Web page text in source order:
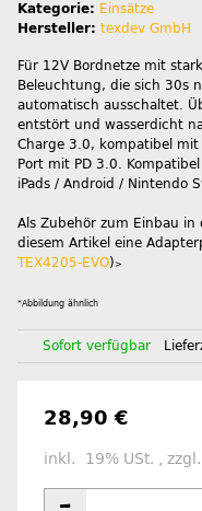
Kategorie: Einsätze
Hersteller: texdev GmbH
Für 12V Bordnetze mit
Beleuchtung, die sich 30s
automatisch ausschaltet.
entstört und wasserdicht
Charge 3.0, kompatibel mit
Port mit PD 3.0.
iPads / Android / Nintendo
Als Zubehör zum Einbau
diesem Artikel eine
TEX4205-EVO)>
*Abbildung ähnlich
Sofort verfügbar
28,90 €
inkl. 19% USt. , zzgl.